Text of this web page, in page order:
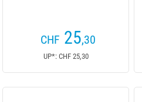
CHF 25,30
UP*: CHF 25,30